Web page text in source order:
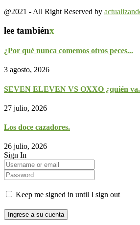
@2021 - All Right Reserved by
lee tambiénx
¿Por qué nunca comemos otros peces...
3 agosto, 2026
SEVEN ELEVEN VS OXXO ¿quién
27 julio, 2026
Los doce cazadores.
26 julio, 2026
Sign In
Keep me signed in until I sign out